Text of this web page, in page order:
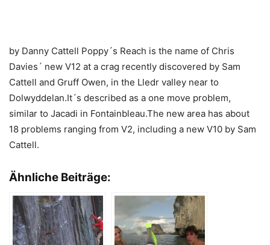
by Danny Cattell Poppy´s Reach is the name of Chris
Davies´ new V12 at a crag recently discovered by Sam
Cattell and Gruff Owen, in the Lledr valley near to
Dolwyddelan.It´s described as a one move problem,
similar to Jacadi in Fontainbleau.The new area has about
18 problems ranging from V2, including a new V10 by Sam
Cattell.
Ähnliche Beiträge: